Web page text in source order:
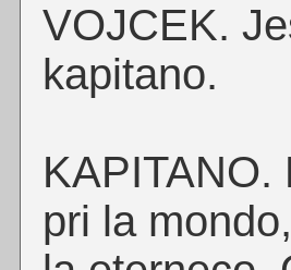
VOJCEK.
kapitano.
KAPITANO.
pri la